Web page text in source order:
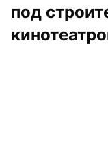
под